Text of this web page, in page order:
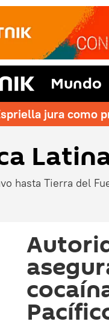
Mundo
jura como
hasta Tierra del